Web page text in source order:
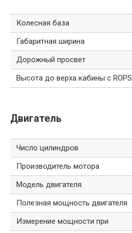
Колесная база
Габаритная ширина
Дорожный просвет
Высота до верха кабины с ROPS
Двигатель
Число цилиндров
Производитель мотора
Модель двигателя
Полезная мощность двигателя
Измерение мощности при